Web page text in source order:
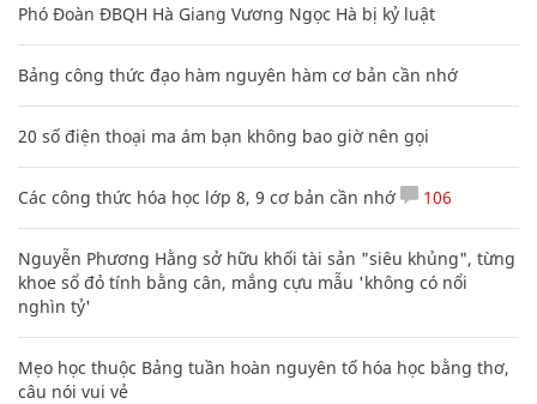
Phó Đoàn ĐBQH Hà Giang Vương Ngọc Hà bị kỷ luật
Bảng công thức đạo hàm nguyên hàm cơ bản cần nhớ
20 số điện thoại ma ám bạn không bao giờ nên gọi
Các công thức hóa học lớp 8, 9 cơ bản cần nhớ 106
Nguyễn Phương Hằng sở hữu khối tài sản "siêu khủng", từng
khoe sổ đỏ tính bằng cân, mắng cựu mẫu 'không có nổi
nghìn tỷ'
Mẹo học thuộc Bảng tuần hoàn nguyên tố hóa học bằng thơ,
câu nói vui vẻ